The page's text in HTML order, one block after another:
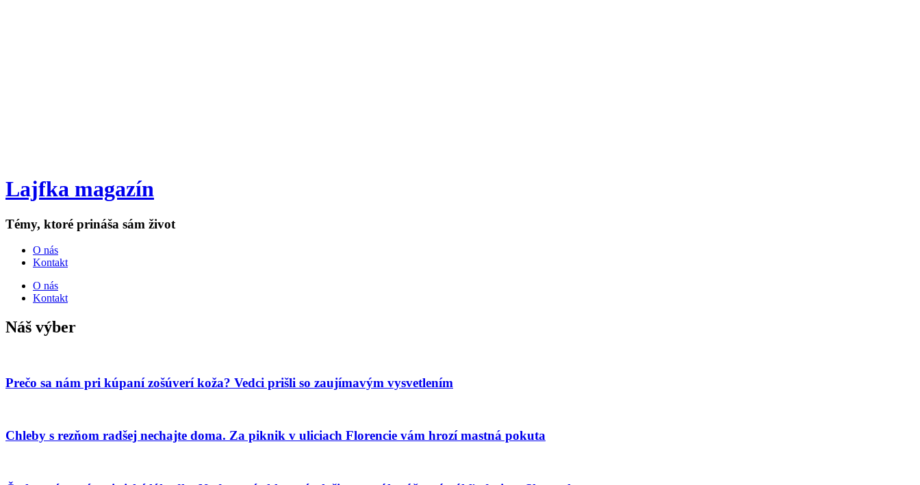
Lajfka magazín
Témy, ktoré prináša sám život
O nás
Kontakt
O nás
Kontakt
Náš výber
Prečo sa nám pri kúpaní zošúverí koža? Vedci prišli so zaujímavým vysvetlením
Chleby s rezňom radšej nechajte doma. Za piknik v uliciach Florencie vám hrozí mastná pokuta